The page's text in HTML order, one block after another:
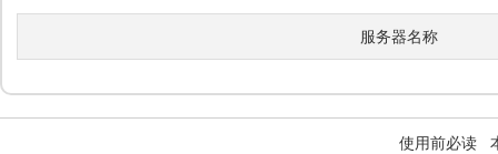
服务器名称
使用前必读